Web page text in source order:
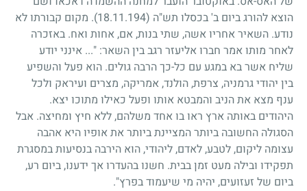
הוצא להורג ביום ב' בכסלו תש"ה (18.11.194)
. מקום קבורתו לא
נודע. השאיר אחריו אשה, שתי בנות, אם, אחות ואח. באזכרה
לאחר מותו אמר חברו אליעזר רגב בין השאר: "... אינני יודע
שליח אשר בא במגע עם כל-כך הרבה גולים. הוא פעל והשפיע
בין יהודי גרמניה, צרפת, הולנד, אמריקה, מצרים ועיראק ולכל
ענף מצא את הניב והמבטא אותו ופעל כאילו מתוכו יצא.
היהודים באותה ארץ ראו בו אחד משלהם, ללא חיץ ומחיצה. אבל
הסגולה החשובה ביותר המציינת ביותר את אופיו היא אהבה
עצומה ליקום, לטבע, לאדם, ליהודי, הוא הירבה בנסיעות במסגרת
תפקידו ובילה מעט זמן בבית. חשנו בהעדרו אך ידענו, ביום רע,
ביום של זעזועים, יהיה מי שיעמוד בפרץ".